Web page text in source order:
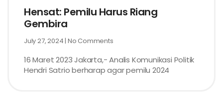
Hensat: Pemilu Harus Riang
Gembira
July 27, 2024 No Comments
16 Maret 2023 Jakarta,- Analis Komunikasi Politik
Hendri Satrio berharap agar pemilu 2024